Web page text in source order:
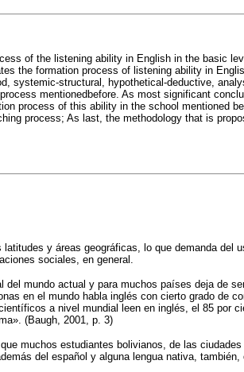
of the listening ability in English in the basic
the formation process of listening ability in
systemic-structural, hypothetical-deductive,
mentionedbefore. As most significant
process of this ability in the school mentioned
process; As last, the methodology that is
y áreas geográficas, lo que demanda del
sociales, en general.
mundo actual y para muchos países deja de
en el mundo habla inglés con cierto grado de
a nivel mundial leen en inglés, el 85 por
(Baugh, 2001, p. 3)
muchos estudiantes bolivianos, de las
del español y alguna lengua nativa,